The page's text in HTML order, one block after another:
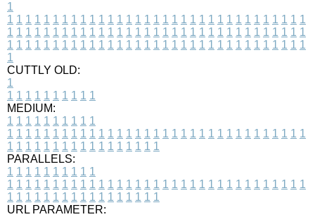
1
1 1 1 1 1 1 1 1 1 1 1 1 1 1 1 1 1 1 1 1 1 1 1 1 1 1 1 1 1 1 1 1 1
1 1 1 1 1 1 1 1 1 1 1 1 1 1 1 1 1 1 1 1 1 1 1 1 1 1 1 1 1 1 1 1 1
1 1 1 1 1 1 1 1 1 1 1 1 1 1 1 1 1 1 1 1 1 1 1 1 1 1 1 1 1 1 1 1 1
1
CUTTLY OLD:
1
1 1 1 1 1 1 1 1 1 1
MEDIUM:
1 1 1 1 1 1 1 1 1 1
1 1 1 1 1 1 1 1 1 1 1 1 1 1 1 1 1 1 1 1 1 1 1 1 1 1 1 1 1 1 1 1 1
1 1 1 1 1 1 1 1 1 1 1 1 1 1 1 1 1
PARALLELS:
1 1 1 1 1 1 1 1 1 1
1 1 1 1 1 1 1 1 1 1 1 1 1 1 1 1 1 1 1 1 1 1 1 1 1 1 1 1 1 1 1 1 1
1 1 1 1 1 1 1 1 1 1 1 1 1 1 1 1 1
URL PARAMETER: